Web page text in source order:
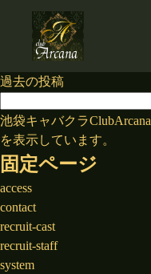
投
稿
ナ
ビ
ゲ
ー
シ
過去の投稿
索:
池袋キャバクラClubArcana
を表示しています。
固定ページ
access
contact
recruit-cast
recruit-staff
system